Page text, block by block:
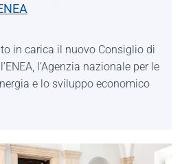
in carica il nuovo Consiglio di
l’Agenzia nazionale per le
e lo sviluppo economico